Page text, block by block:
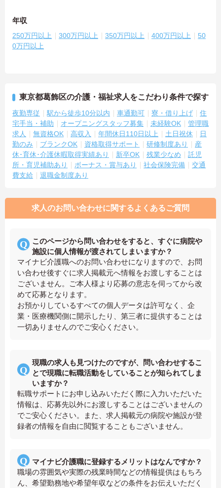
年収
250万円以上 300万円以上 350万円以上 400万円以上
50
0万円以上
東京都葛飾区の介護・福祉求人をこだわり条件で探す
夜勤専従 駅から徒歩10分以内 車通勤可 寮・借り上げ
住
宅手当・補助
オープニングスタッフ募集 未経験OK
管理職
求人
無資格OK 高収入 年間休日110日以上 土日祝休
日
勤のみ
ブランクOK 資格取得サポート 研修制度あり
産
休･育休･介護休暇取得実績あり
新卒OK 残業少なめ
託児
所・育児補助あり
ボーナス・賞与あり 社会保険完備
交通
費支給
退職金制度あり
求人のお問い合わせに関するよくあるご質問
このページから問い合わせをすると、すぐに病院や
施設に個人情報が渡されてしまいますか？
マイナビ介護職へのお問い合わせになりますので、お問
い合わせ後すぐに求人掲載元へ情報をお渡しすることは
ございません。ご本人様より応募の意志を伺ってから改
めて応募となります。
お預かりしているすべての個人データは許可なく、企
業・医療機関側に開示したり、第三者に提供することは
一切ありませんのでご安心ください。
現職の求人も見つけたのですが、問い合わせするこ
とで現職に転職活動をしていることが知られてしま
いますか？
転職サポートにお申し込みいただく際に入力いただいた
情報は、応募先以外にお渡しすることはございませんの
でご安心ください。また、求人掲載元の病院や施設が登
録者の情報を自由に閲覧することもございません。
マイナビ介護職に登録するメリットはなんですか？
職場の雰囲気や実際の残業時間などの情報提供はもちろ
ん、希望勤務地や希望年収などの条件をお伝えいただく